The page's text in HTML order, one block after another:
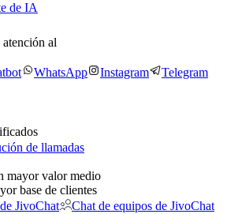
de IA
al
WhatsApp Instagram Telegram
de llamadas
mayor valor medio
base de clientes
JivoChat
Chat de equipos de JivoChat